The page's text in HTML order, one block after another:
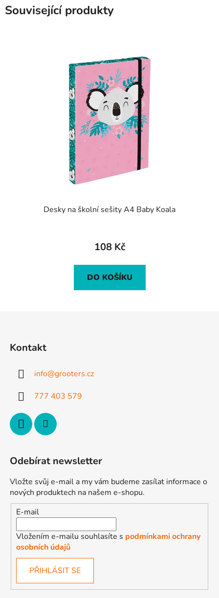
Související produkty
Desky na školní sešity A4 Baby Koala
108 Kč
DO KOŠÍKU
Kontakt
info@grooters.cz
777 403 579
Odebírat newsletter
Vložte svůj e-mail a my vám budeme zasílat informace o
nových produktech na našem e-shopu.
E-mail
Vložením e-mailu souhlasíte s podmínkami ochrany
osobních údajů
PŘIHLÁSIT SE